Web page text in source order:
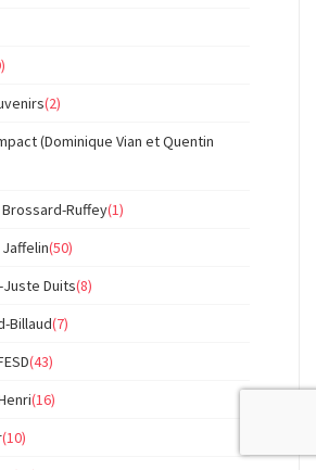
(2)
(Dominique Vian et Quentin
Brossard-Ruffey(1)
Jaffelin(50)
Juste Duits(8)
Billaud(7)
(43)
(16)
(10)